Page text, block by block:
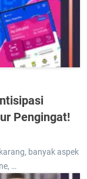
Pengingat!
banyak aspek
…